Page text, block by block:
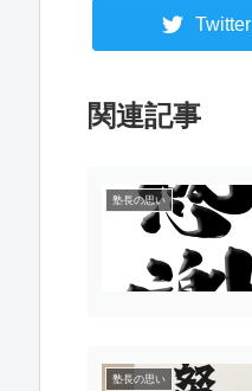
Twitter
関連記事
塾長の思い
塾長の思い